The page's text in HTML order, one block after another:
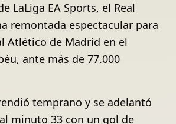
LaLiga EA Sports, el Real
remontada espectacular para
Atlético de Madrid en el
ante más de 77.000
temprano y se adelantó
minuto 33 con un gol de